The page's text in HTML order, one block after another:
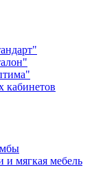
кабинетов
и мягкая мебель